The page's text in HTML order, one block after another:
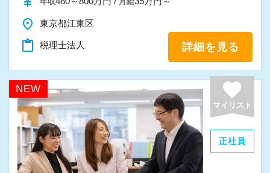
常に自ら学ぶ姿勢で臨んでください。着実に実
績を作りながら課題や問題の分析スキルを身に
付ける経験を積むことが自信に繋がります。
多くのインターン生を育成した実績があります
ので、安心して仲間と一緒に働く楽しさと自分
の成⻑を日々実感して頂けると思います。
自分が「将来こうなりたい」「こんな風に成⻑
したい」「こういうサービスを提供したい」と
いう夢を語れる若いパワーのある方を求めてい
ます。
って頂きます。決算書が出来ましたら、先輩ス
タッフ・オフィス責任者からのチェックと国税
OBのダブルチェックがあります。
当社ならではの「仕事のステップ」を踏みなが
ら実務を経験することで、半年もすればある程
度一人で仕事をすることができるようになりま
す。
これまでも多くのインターン生が実践型インタ
だからこそ、いつでも笑顔が絶えず、たとえ辛
い・苦しい・厳しい状況でも、楽しさとやりが
いを見つけながら仕事ができるのだと考えてい
クライアントとともに成長を続ける私たち、ス
タートアップ税理士法人で、あなた自身のステ
ップアップを私たちと一緒に目指してみません
か。
・お客様や仲間に対して誠実に対応できる方
・成長意欲を持ち、前向きにチャレンジできる
方
また、当事務所ではDX化や業務改善などにも積
極的に取り組んでいます。
「まずはやってみる」
「新しいことにも前向きに挑戦してみる」
年収 月給
place 東京都江東区
content_paste 税理士法人 詳細を見る
NEW favorite
マイリスト
正社員